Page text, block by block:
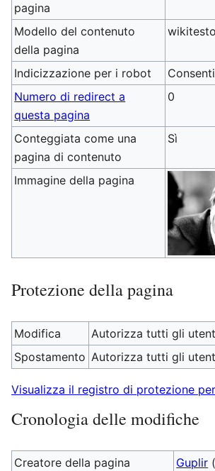
pagina
Modello del contenuto
della pagina
wikitesto
Indicizzazione per i robot
Numero di redirect a
questa pagina
0
Conteggiata come una
pagina di contenuto
Sì
Immagine della pagina
Protezione della pagina
Modifica
Autorizza tutti gli
Spostamento Autorizza tutti gli
Visualizza il registro di protezione
Cronologia delle modifiche
Creatore della pagina Guplir